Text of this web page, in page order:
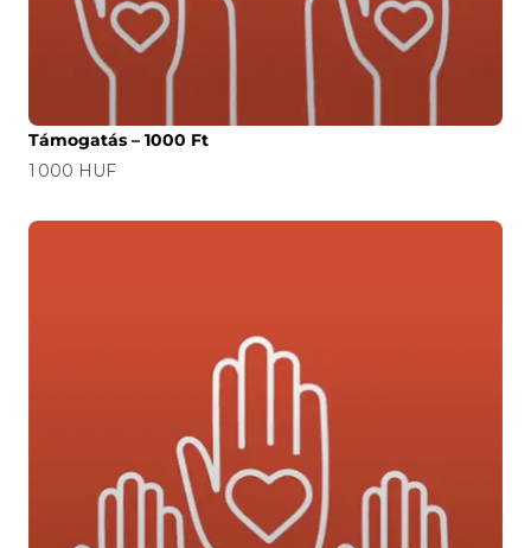
Támogatás – 1000 Ft
Ár
1 000 HUF